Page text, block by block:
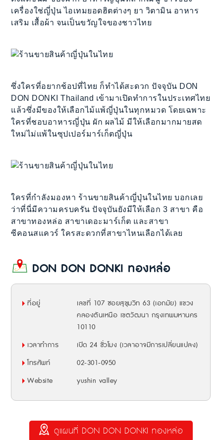
เครื่องใช่ญี่ปุ่น ไอเทมยอดฮิตต่างๆ ยา วิตามิน อาหาร
เสริม เสื้อผ้า จนเป็นขวัญใจของชาวไทย
ซึ่งใครที่อยากช้อปที่ไทย ก็ทำได้สะดวก ปัจจุบัน DON
DON DONKI Thailand เข้ามาเปิดทำการในประเทศไทย
แล้วซึ่งมีของให้เลือกไม้แพ้ญี่ปุ่นในทุกหมวด โดยเฉพาะ
ใครที่ชอบอาหารญี่ปุ่น ผัก ผลไม้ มีให้เลือกมากมายสด
ใหม่ไม่แพ้ในซุปเปอร์มาร์เก็ตญี่ปุ่น
ใครที่กำลังมองหา ร้านขายสินค้าญี่ปุ่นในไทย บอกเลย
ว่าที่นี่มีความครบครัน ปัจจุบันยังมีให้เลือก 3 สาขา คือ
สาขาทองหล่อ สาขาเดอะมาร์เก็ต และสาขา
ซีคอนสแควร์ ใครสะดวกที่สาขาไหนเลือกได้เลย
DON DON DONKI ทองหล่อ
ที่อยู่
เลขที่ 107 ซอยสุขุมวิท 63 (เอกมัย) แขวง
คลองตันเหนือ เขตวัฒนา กรุงเทพมหานคร
10110
เวลาทำการ
เปิด 24 ชั่วโมง (เวลาอาจมีการเปลี่ยนแปลง)
โทรศัพท์
02-301-0950
Website
yushin valley
ดูแผนที่ DON DON DONKI ทองหล่อ